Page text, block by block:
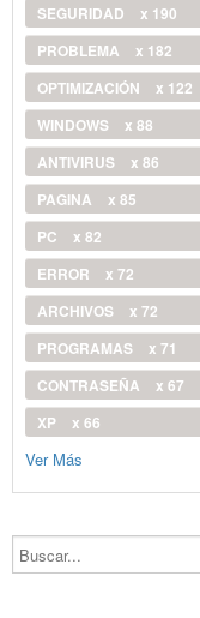
SEGURIDAD
x 190
PROBLEMA
x 182
OPTIMIZACIÓN
x 122
WINDOWS
x 88
ANTIVIRUS
x 86
PAGINA
x 85
PC
x 82
ERROR
x 72
ARCHIVOS
x 72
PROGRAMAS
x 71
CONTRASEÑA
x 67
XP
x 66
Ver Más
Buscar...